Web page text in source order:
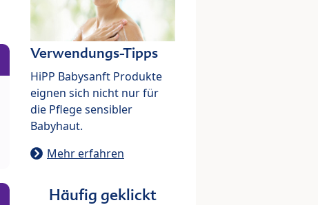
Verwendungs-Tipps
HiPP Babysanft Produkte
eignen sich nicht nur für
die Pflege sensibler
Babyhaut.
Mehr erfahren
Häufig geklickt